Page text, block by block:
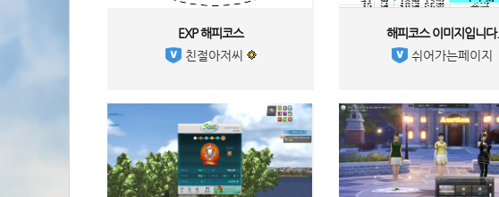
EXP 해피코스
친절아저씨
해피코스 이미지입니다.
쉬어가는페이지